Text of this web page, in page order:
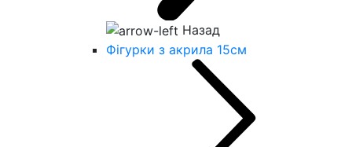
Назад
Фігурки з акрила 15см